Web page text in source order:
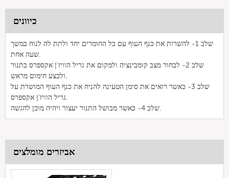
כיוונים
שלב 1- להשרות את כנף העוף עם כל החומרים יחד ולתת לה לנוח במשך
שעה אחת.
שלב 2- לבחור מצב קומבינציה ולמקום את גריל הוויז'ן אקספרס בתנור
ולבצע חימום מראש.
שלב 3- כאשר רואים את סימן הטעינה להניח את כנף העוף המושרת על
גריל הוויז'ן אקספרס.
שלב 4- כאשר מבושל התנור יעצור ויהיה מוכן להגשה.
אביזרים מומלצים